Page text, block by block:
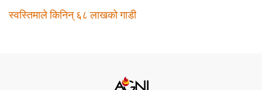
स्वस्तिमाले किनिन् ६८ लाखको गाडी